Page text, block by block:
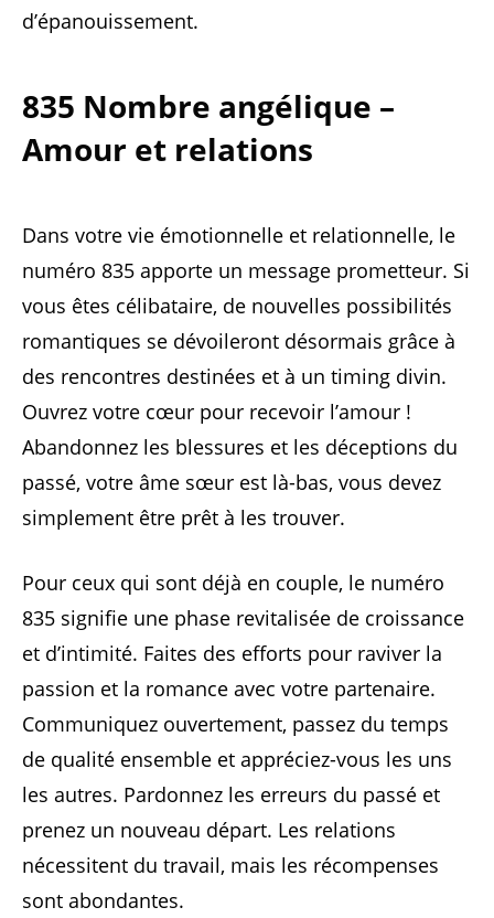
d’épanouissement.
835 Nombre angélique –
Amour et relations
Dans votre vie émotionnelle et relationnelle, le
numéro 835 apporte un message prometteur. Si
vous êtes célibataire, de nouvelles possibilités
romantiques se dévoileront désormais grâce à
des rencontres destinées et à un timing divin.
Ouvrez votre cœur pour recevoir l’amour !
Abandonnez les blessures et les déceptions du
passé, votre âme sœur est là-bas, vous devez
simplement être prêt à les trouver.
Pour ceux qui sont déjà en couple, le numéro
835 signifie une phase revitalisée de croissance
et d’intimité. Faites des efforts pour raviver la
passion et la romance avec votre partenaire.
Communiquez ouvertement, passez du temps
de qualité ensemble et appréciez-vous les uns
les autres. Pardonnez les erreurs du passé et
prenez un nouveau départ. Les relations
nécessitent du travail, mais les récompenses
sont abondantes.